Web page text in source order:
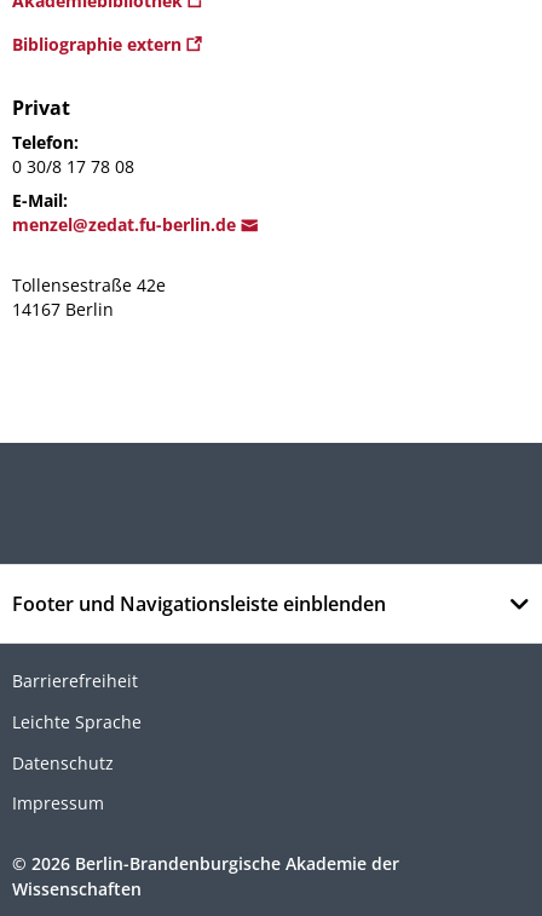
Bibliographie extern
Privat
Telefon:
0 30/8 17 78 08
E-Mail:
menzel@zedat.fu-berlin.de
Tollensestraße 42e
14167 Berlin
Footer und Navigationsleiste einblenden
Barrierefreiheit
Leichte Sprache
Datenschutz
Impressum
© 2026 Berlin-Brandenburgische Akademie der
Wissenschaften